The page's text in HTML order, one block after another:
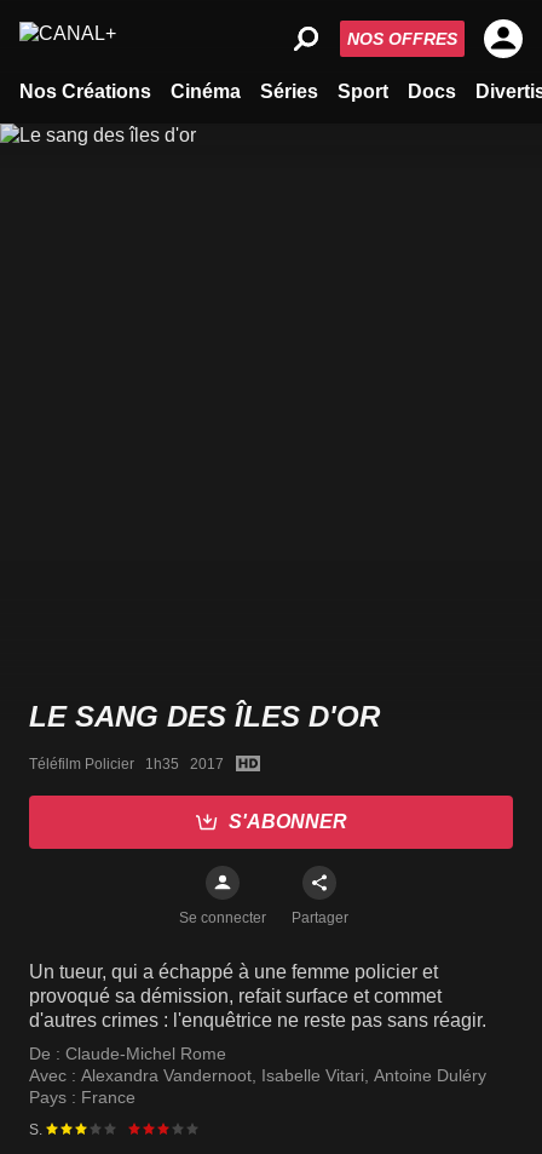
Nos Créations Cinéma Séries Sport Docs
NOS OFFRES
LE SANG DES ÎLES D'OR
Téléfilm Policier   1h35   2017
S'ABONNER
Se connecter Partager
Un tueur, qui a échappé à une femme policier et
provoqué sa démission, refait surface et commet
d'autres crimes : l'enquêtrice ne reste pas sans réagir.
De : Claude-Michel Rome
Avec : Alexandra Vandernoot, Isabelle Vitari, Antoine Duléry
Pays : France
S.